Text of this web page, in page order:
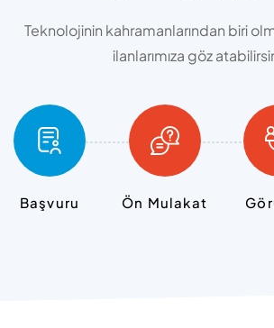
Teknolojinin kahramanlarından biri
ilanlarımıza göz
Başvuru Ön Mulakat